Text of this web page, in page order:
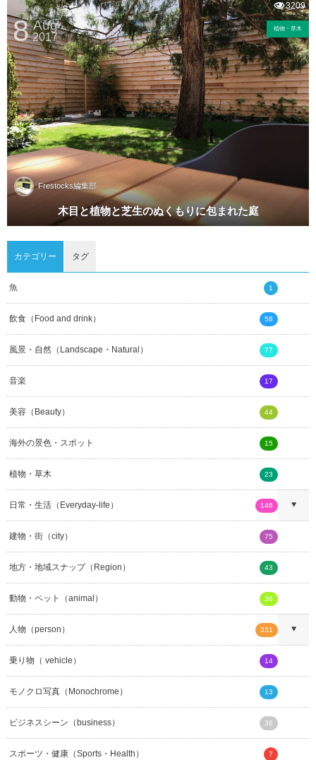
Frestocks編集部
木目と植物と芝生のぬくもりに包まれた庭
8 Aug
2017
植物・草木
3209
カテゴリー タグ
魚 1
飲食（Food and drink） 58
風景・自然（Landscape・Natural） 77
音楽 17
美容（Beauty） 44
海外の景色・スポット 15
植物・草木 23
日常・生活（Everyday-life） 146
建物・街（city） 75
地方・地域スナップ（Region） 43
動物・ペット（animal） 36
人物（person） 331
乗り物（ vehicle） 14
モノクロ写真（Monochrome） 13
ビジネスシーン（business） 38
スポーツ・健康（Sports・Health） 7